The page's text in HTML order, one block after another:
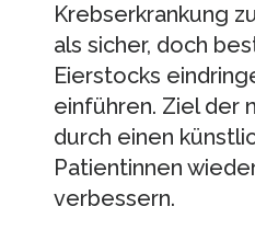
Krebserkrankung
als sicher, doch
Eierstocks
einführen. Ziel der
durch einen
Patientinnen
verbessern.